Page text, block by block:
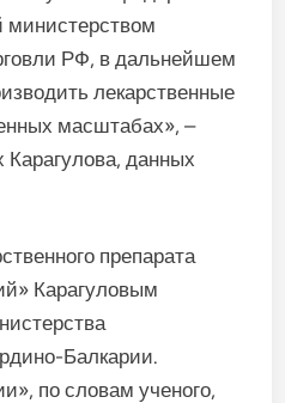
РФ, в дальнейшем
лекарственные
масштабах», –
Карагулова, данных
препарата
Карагуловым
Балкарии.
по словам ученого,